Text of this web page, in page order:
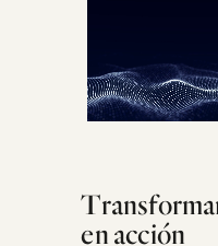
en acción